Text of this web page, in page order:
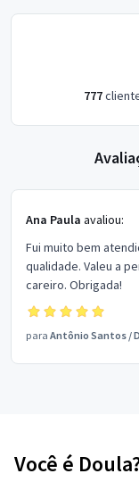
777
Ana Paula avaliou:
Fui muito bem
qualidade. Valeu a
careiro. Obrigada!
para Antônio Santos /
Você é